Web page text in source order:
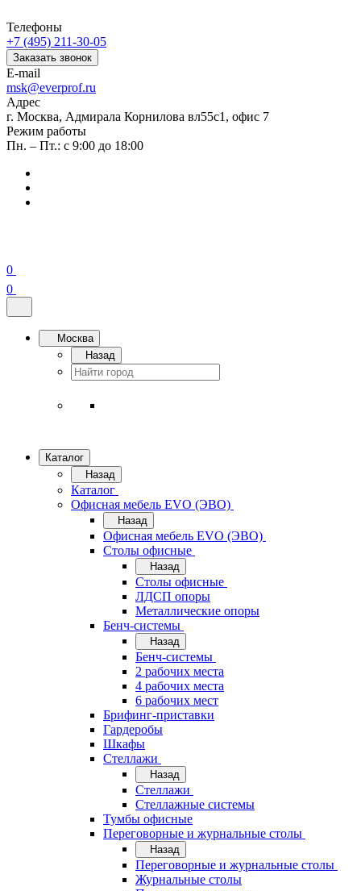
Телефоны
+7 (495) 211-30-05
Заказать звонок
E-mail
msk@everprof.ru
Адрес
г. Москва, Адмирала Корнилова вл55с1, офис 7
Режим работы
Пн. – Пт.: с 9:00 до 18:00
0
0
Москва
Назад
Каталог
Назад
Каталог
Офисная мебель EVO (ЭВО)
Назад
Офисная мебель EVO (ЭВО)
Cтолы офисные
Назад
Cтолы офисные
ЛДСП опоры
Металлические опоры
Бенч-системы
Назад
Бенч-системы
2 рабочих места
4 рабочих места
6 рабочих мест
Брифинг-приставки
Гардеробы
Шкафы
Стеллажи
Назад
Стеллажи
Стеллажные системы
Тумбы офисные
Переговорные и журнальные столы
Назад
Переговорные и журнальные столы
Журнальные столы